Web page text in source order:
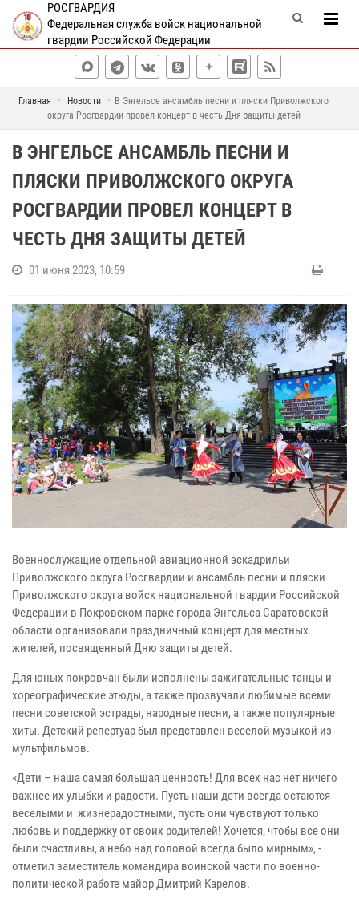
РОСГВАРДИЯ
Федеральная служба войск национальной
гвардии Российской Федерации
Главная Новости
В Энгельсе ансамбль песни и пляски Приволжского
округа Росгвардии провел концерт в честь Дня защиты детей
В ЭНГЕЛЬСЕ АНСАМБЛЬ ПЕСНИ И
ПЛЯСКИ ПРИВОЛЖСКОГО ОКРУГА
РОСГВАРДИИ ПРОВЕЛ КОНЦЕРТ В
ЧЕСТЬ ДНЯ ЗАЩИТЫ ДЕТЕЙ
01 июня 2023, 10:59
Военнослужащие отдельной авиационной эскадрильи
Приволжского округа Росгвардии и ансамбль песни и пляски
Приволжского округа войск национальной гвардии Российской
Федерации в Покровском парке города Энгельса Саратовской
области организовали праздничный концерт для местных
жителей, посвященный Дню защиты детей.
Для юных покровчан были исполнены зажигательные танцы и
хореографические этюды, а также прозвучали любимые всеми
песни советской эстрады, народные песни, а также популярные
хиты. Детский репертуар был представлен веселой музыкой из
мультфильмов.
«Дети – наша самая большая ценность! Для всех нас нет ничего
важнее их улыбки и радости. Пусть наши дети всегда остаются
веселыми и жизнерадостными, пусть они чувствуют только
любовь и поддержку от своих родителей! Хочется, чтобы все они
были счастливы, а небо над головой всегда было мирным», -
отметил заместитель командира воинской части по военно-
политической работе майор Дмитрий Карелов.